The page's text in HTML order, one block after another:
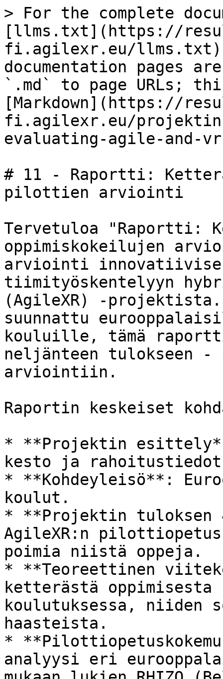
> For the complete
[llms.txt](https://
fi.agilexr.eu/llms.txt).
documentation pages
`.md` to page URLs;
[Markdown](https://
fi.agilexr.eu/
evaluating-agile-and-
# 11 - Raportti:
pilottien arviointi
Tervetuloa "Raportti:
oppimiskokeilujen
arviointi
tiimityöskentelyyn
(AgileXR) -projektista.
suunnattu
kouluille, tämä
neljänteen tulokseen
arviointiin.
Raportin keskeiset
* **Projektin
kesto ja
* **Kohdeyleisö**:
koulut.
* **Projektin
AgileXR:n
poimia niistä oppeja.
* **Teoreettinen
ketterästä oppimisesta
koulutuksessa, niiden
haasteista.
*
analyysi eri